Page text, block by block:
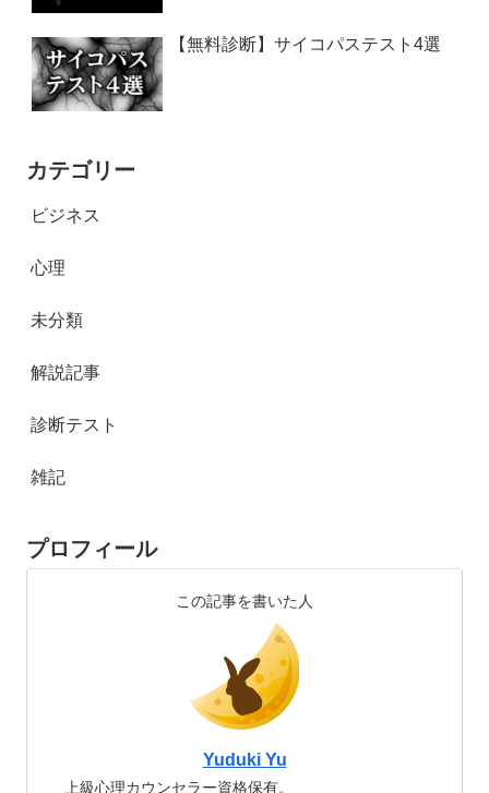
【無料診断】サイコパステスト4選
カテゴリー
ビジネス
心理
未分類
解説記事
診断テスト
雑記
プロフィール
この記事を書いた人
Yuduki Yu
上級心理カウンセラー資格保有。